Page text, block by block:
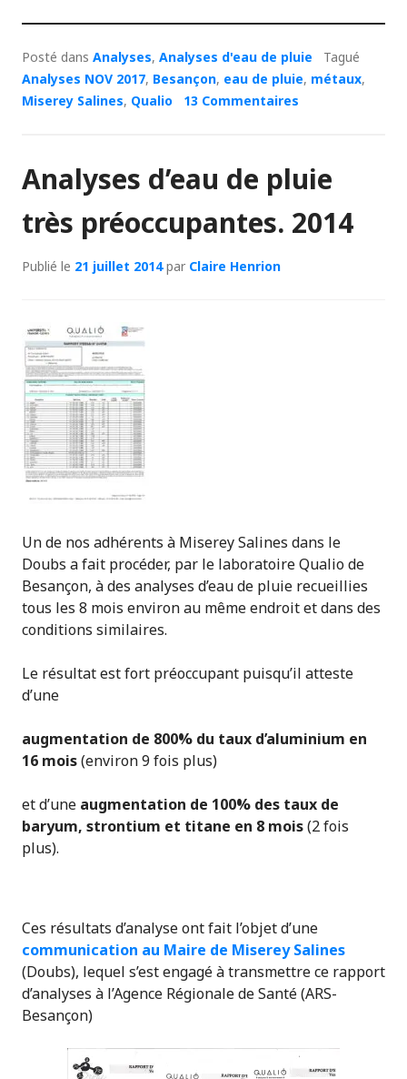
Posté dans Analyses, Analyses d'eau de pluie
Tagué
Analyses NOV 2017, Besançon, eau de pluie, métaux,
Miserey Salines, Qualio 13 Commentaires
Analyses d’eau de pluie
très préoccupantes. 2014
Publié le 21 juillet 2014par Claire Henrion
Un de nos adhérents à Miserey Salines dans le
Doubs a fait procéder, par le laboratoire Qualio de
Besançon, à des analyses d’eau de pluie recueillies
tous les 8 mois environ au même endroit et dans des
conditions similaires.
Le résultat est fort préoccupant puisqu’il atteste
d’une
augmentation de 800% du taux d’aluminium en
16 mois(environ 9 fois plus)
et d’une augmentation de 100% des taux de
baryum, strontium et titane en 8 mois(2 fois
plus).
Ces résultats d’analyse ont fait l’objet d’une
communication au Maire de Miserey Salines
(Doubs), lequel s’est engagé à transmettre ce rapport
d’analyses à l’Agence Régionale de Santé (ARS-
Besançon)